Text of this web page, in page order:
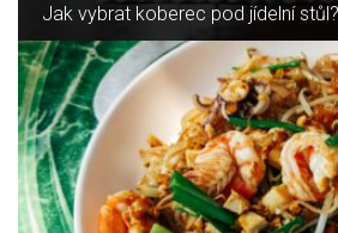
Jak zvládnout vánoční úklid